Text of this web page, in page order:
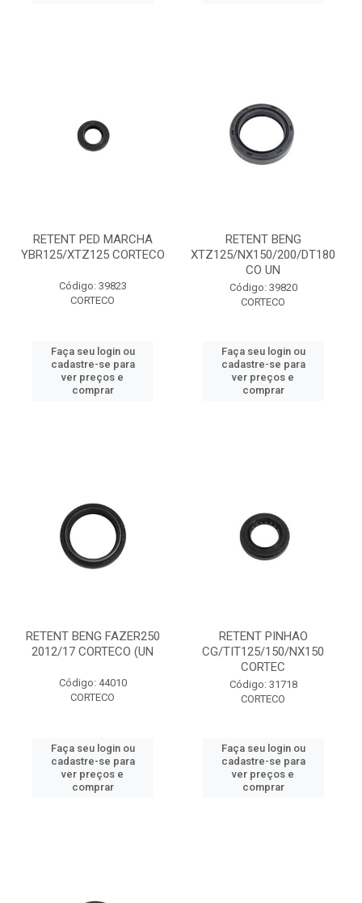
RETENT PED MARCHA
YBR125/XTZ125 CORTECO
Código: 39823
CORTECO
Faça seu login ou
cadastre-se para
ver preços e
comprar
RETENT BENG
XTZ125/NX150/200/DT180
CO UN
Código: 39820
CORTECO
Faça seu login ou
cadastre-se para
ver preços e
comprar
RETENT BENG FAZER250
2012/17 CORTECO (UN
Código: 44010
CORTECO
Faça seu login ou
cadastre-se para
ver preços e
comprar
RETENT PINHAO
CG/TIT125/150/NX150
CORTEC
Código: 31718
CORTECO
Faça seu login ou
cadastre-se para
ver preços e
comprar